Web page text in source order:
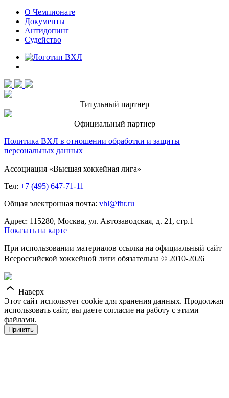
О Чемпионате
Документы
Антидопинг
Судейство
Титульный партнер
Официальный партнер
Политика ВХЛ в отношении обработки и защиты
персональных данных
Ассоциация «Высшая хоккейная лига»
Тел: +7 (495) 647-71-11
Общая электронная почта: vhl@fhr.ru
Адрес: 115280, Москва, ул. Автозаводская, д. 21, стр.1
Показать на карте
При использовании материалов ссылка на официальный сайт
Всероссийской хоккейной лиги обязательна © 2010-2026
Наверх
Этот сайт использует cookie для хранения данных. Продолжая
использовать сайт, вы даете согласие на работу с этими
файлами.
Принять